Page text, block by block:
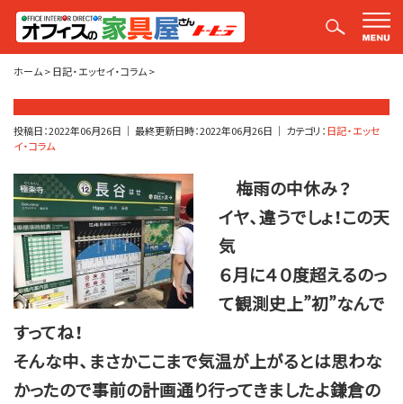
平山社長のブログ【釣りばかり日誌】
ホーム>日記・エッセイ・コラム>
投稿日：2022年06月26日 ｜ 最終更新日時：2022年06月26日 ｜ カテゴリ：日記・エッセ
イ・コラム
梅雨の中休み？
イヤ、違うでしょ！この天
気
６月に４０度超えるのっ
て観測史上”初”なんで
すってね！
そんな中、まさかここまで気温が上がるとは思わな
かったので事前の計画通り行ってきましたよ鎌倉の